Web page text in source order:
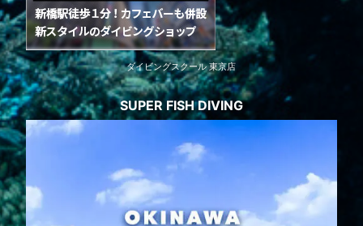
ダイビングスクール 東京店
SUPER FISH DIVING